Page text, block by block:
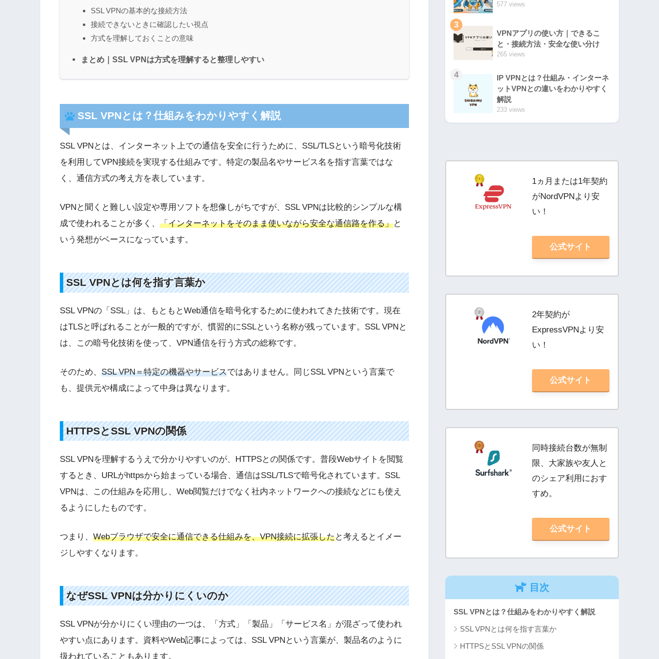
SSL VPNの基本的な接続方法
接続できないときに確認したい視点
方式を理解しておくことの意味
まとめ｜SSL VPNは方式を理解すると整理しやすい
SSL VPNとは？仕組みをわかりやすく解説
SSL VPNとは、インターネット上での通信を安全に行うために、SSL/TLSという暗号化技術
を利用してVPN接続を実現する仕組みです。特定の製品名やサービス名を指す言葉ではな
く、通信方式の考え方を表しています。
VPNと聞くと難しい設定や専用ソフトを想像しがちですが、SSL VPNは比較的シンプルな構
成で使われることが多く、 「インターネットをそのまま使いながら安全な通信路を作る」と
いう発想がベースになっています。
SSL VPNとは何を指す言葉か
SSL VPNの「SSL」は、もともとWeb通信を暗号化するために使われてきた技術です。現在
はTLSと呼ばれることが一般的ですが、慣習的にSSLという名称が残っています。SSL VPNと
は、この暗号化技術を使って、VPN通信を行う方式の総称です。
そのため、 SSL VPN＝特定の機器やサービスではありません。同じSSL VPNという言葉で
も、提供元や構成によって中身は異なります。
HTTPSとSSL VPNの関係
SSL VPNを理解するうえで分かりやすいのが、HTTPSとの関係です。普段Webサイトを閲覧
するとき、URLがhttpsから始まっている場合、通信はSSL/TLSで暗号化されています。SSL
VPNは、この仕組みを応用し、Web閲覧だけでなく社内ネットワークへの接続などにも使え
るようにしたものです。
つまり、 Webブラウザで安全に通信できる仕組みを、VPN接続に拡張したと考えるとイメー
ジしやすくなります。
なぜSSL VPNは分かりにくいのか
SSL VPNが分かりにくい理由の一つは、「方式」「製品」「サービス名」が混ざって使われ
やすい点にあります。資料やWeb記事によっては、SSL VPNという言葉が、製品名のように
扱われていることもあります。
577 views
3
VPNアプリの使い方｜できるこ
と・接続方法・安全な使い分け
265 views
4
IP VPNとは？仕組み・インターネ
ットVPNとの違いをわかりやすく
解説
233 views
1ヵ月または1年契約
がNordVPNより安
い！
公式サイト
2年契約が
ExpressVPNより安
い！
公式サイト
同時接続台数が無制
限、大家族や友人と
のシェア利用におす
すめ。
公式サイト
目次
SSL VPNとは？仕組みをわかりやすく解説
SSL VPNとは何を指す言葉か
HTTPSとSSL VPNの関係